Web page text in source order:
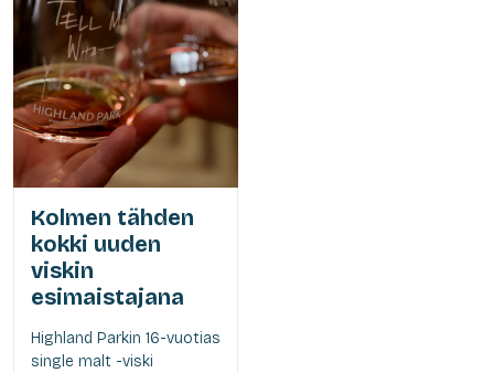
Kolmen tähden
kokki uuden
viskin
esimaistajana
Highland Parkin 16-vuotias
single malt -viski